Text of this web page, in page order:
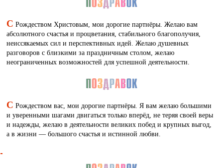
С Рождеством Христовым, мои дорогие партнёры. Желаю вам
абсолютного счастья и процветания, стабильного благополучия,
неиссякаемых сил и перспективных идей. Желаю душевных
разговоров с близкими за праздничным столом, желаю
неограниченных возможностей для успешной деятельности.
С Рождеством вас, мои дорогие партнёры. Я вам желаю большими
и уверенными шагами двигаться только вперёд, не теряя своей веры
и надежды, желаю в деятельности великих побед и крупных выгод,
а в жизни — большого счастья и истинной любви.